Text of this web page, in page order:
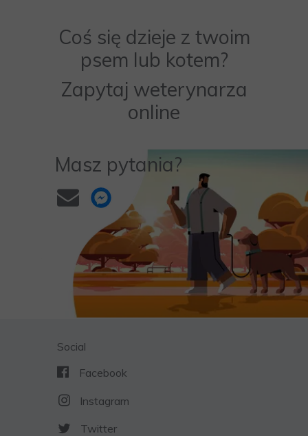
Coś się dzieje z twoim
psem lub kotem?
Zapytaj weterynarza
online
Masz pytania?
Social
Facebook
Instagram
Twitter